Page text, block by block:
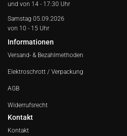
und von 14 - 17:30 Uhr
Samstag 05.09.2026
von 10 - 15 Uhr
Informationen
Versand- & Bezahlmethoden
Elektroschrott / Verpackung
AGB
Widerrufsrecht
Kontakt
Kontakt